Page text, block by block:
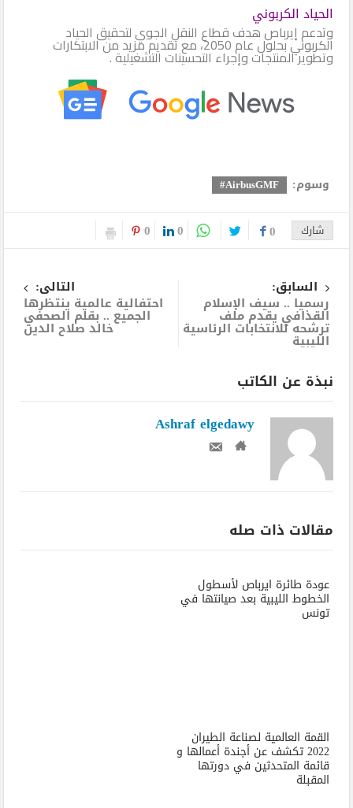
الحياد الكربوني
وتدعم إيرباص هدف قطاع النقل الجوي لتحقيق الحياد
الكربوني بحلول عام 2050، مع تقديم مزيد من الابتكارات
وتطوير المنتجات وإجراء التحسينات التشغيلية .
وسوم: AirbusGMF#
شارك 0
0
0
السابق:
رسميا .. سيف الإسلام
القذافي يقدم ملف
ترشحه للانتخابات الرئاسية
الليبية
التالى:
احتفالية عالمية ينتظرها
الجميع .. بقلم الصحفي
خالد صلاح الدين
نبذة عن الكاتب
Ashraf elgedawy
مقالات ذات صله
عودة طائرة ايرباص لأسطول
الخطوط الليبية بعد صيانتها في
تونس
القمة العالمية لصناعة الطيران
2022 تكشف عن أجندة أعمالها و
قائمة المتحدثين في دورتها
المقبلة